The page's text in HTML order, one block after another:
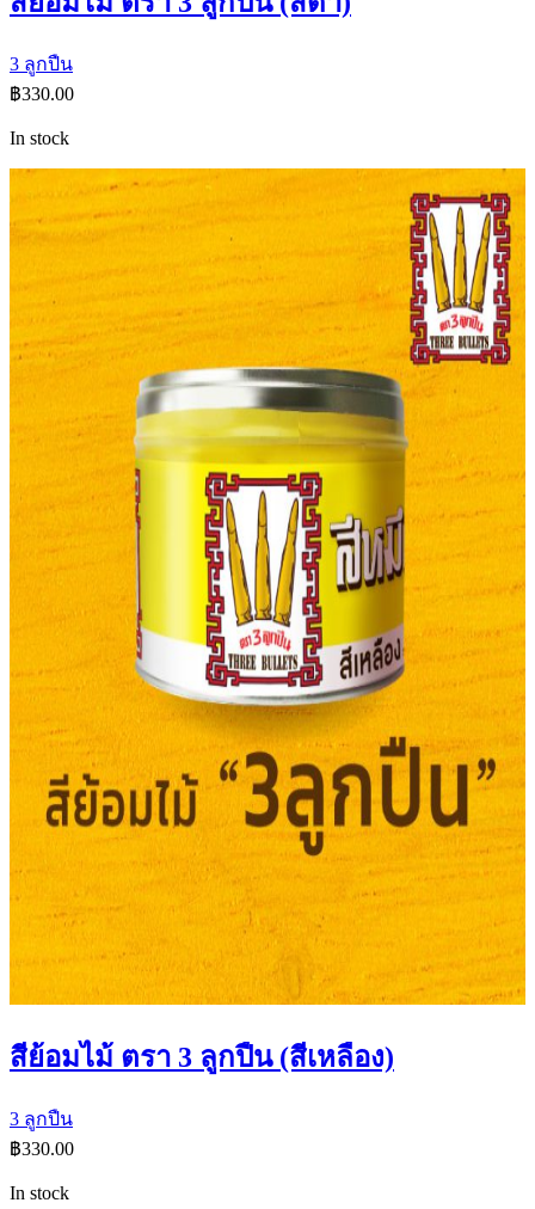
3 ลูกปืน
฿330.00
In stock
สีย้อมไม้ ตรา 3 ลูกปืน (สีเหลือง)
3 ลูกปืน
฿330.00
In stock